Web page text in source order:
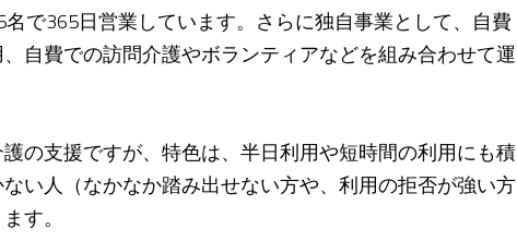
で365日営業しています。さらに独自事業として、自費
自費での訪問介護やボランティアなどを組み合わせて運
の支援ですが、特色は、半日利用や短時間の利用にも積
い人（なかなか踏み出せない方や、利用の拒否が強い方
す。